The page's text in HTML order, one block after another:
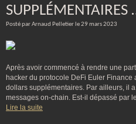
SUPPLÉMENTAIRES
Posté par Arnaud Pelletier le 29 mars 2023
Après avoir commencé à rendre une
hacker du protocole DeFi Euler
dollars supplémentaires. Par ailleurs, il
messages on-chain. Est-il dépassé par
Lire la suite